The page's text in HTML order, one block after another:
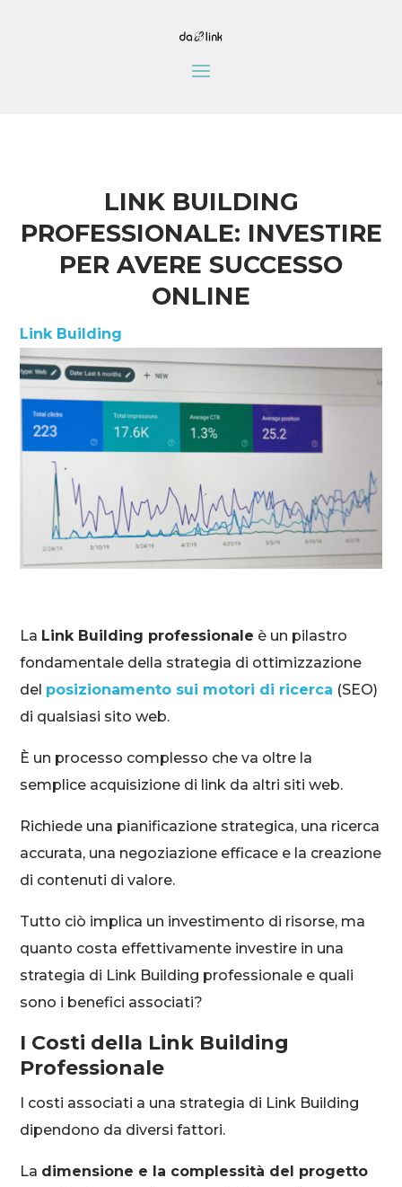
LINK BUILDING
PROFESSIONALE: INVESTIRE
PER AVERE SUCCESSO
ONLINE
Link Building
La Link Building professionale è un pilastro
fondamentale della strategia di ottimizzazione
del posizionamento sui motori di ricerca (SEO)
di qualsiasi sito web.
È un processo complesso che va oltre la
semplice acquisizione di link da altri siti web.
Richiede una pianificazione strategica, una ricerca
accurata, una negoziazione efficace e la creazione
di contenuti di valore.
Tutto ciò implica un investimento di risorse, ma
quanto costa effettivamente investire in una
strategia di Link Building professionale e quali
sono i benefici associati?
I Costi della Link Building
Professionale
I costi associati a una strategia di Link Building
dipendono da diversi fattori.
La dimensione e la complessità del progetto